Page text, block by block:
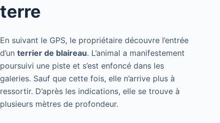
terre
En suivant le GPS, le propriétaire découvre l’entrée
d’un terrier de blaireau. L’animal a manifestement
poursuivi une piste et s’est enfoncé dans les
galeries. Sauf que cette fois, elle n’arrive plus à
ressortir. D’après les indications, elle se trouve à
plusieurs mètres de profondeur.